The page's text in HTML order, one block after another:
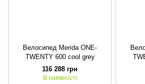
Велосипед Merida ONE-
TWENTY 600 cool grey
116 288 грн
В наявності